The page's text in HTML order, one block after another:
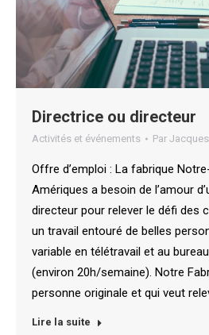
Directrice ou directeur
Activités et événements Par
Offre d’emploi : La fabrique
Amériques a besoin de l’amour
directeur pour relever le défi des
un travail entouré de belles
variable en télétravail et au
(environ 20h/semaine). Notre
personne originale et qui veut
Lire la suite